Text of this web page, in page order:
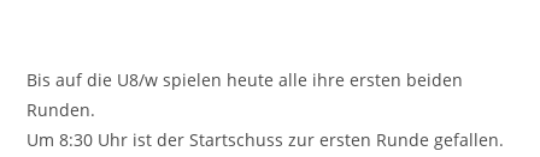
Bis auf die U8/w spielen heute alle ihre ersten beiden
Runden.
Um 8:30 Uhr ist der Startschuss zur ersten Runde gefallen.